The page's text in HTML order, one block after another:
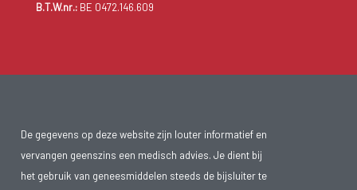
B.T.W.nr.:BE 0472.146.609
De gegevens op deze website zijn louter informatief en
vervangen geenszins een medisch advies. Je dient bij
het gebruik van geneesmiddelen steeds de bijsluiter te